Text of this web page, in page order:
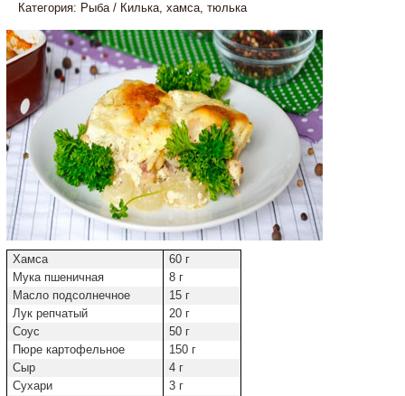
Категория: Рыба/ Килька, хамса, тюлька
Хамса
60 г
Мука пшеничная
8 г
Масло подсолнечное
15 г
Лук репчатый
20 г
Соус
50 г
Пюре картофельное
150 г
Сыр
4 г
Сухари
3 г